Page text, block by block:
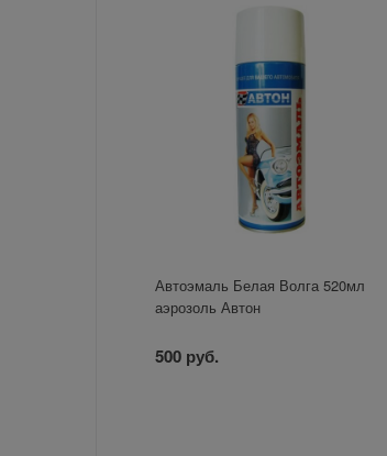
Автоэмаль Белая Волга 520мл
аэрозоль Автон
500 руб.